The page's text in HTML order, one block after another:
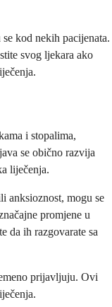
kod nekih pacijenata.
svog ljekara ako
i stopalima,
se obično razvija
liječenja.
anksioznost, mogu se
promjene u
da ih razgovarate sa
prijavljuju. Ovi